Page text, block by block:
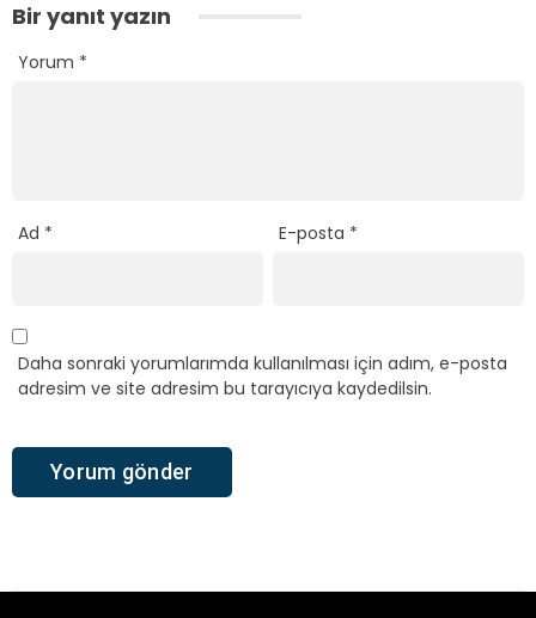
Bir yanıt yazın
Yorum *
Ad * E-posta *
Daha sonraki yorumlarımda kullanılması için adım, e-posta
adresim ve site adresim bu tarayıcıya kaydedilsin.